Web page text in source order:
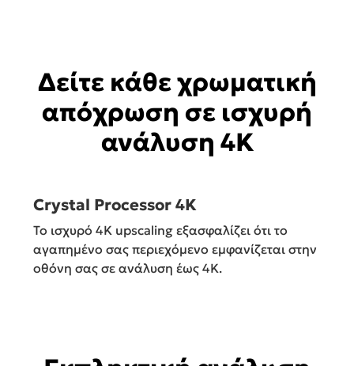
Δείτε κάθε χρωματική
απόχρωση σε ισχυρή
ανάλυση 4Κ
Crystal Processor 4K
Το ισχυρό 4K upscaling εξασφαλίζει ότι το
αγαπημένο σας περιεχόμενο εμφανίζεται στην
οθόνη σας σε ανάλυση έως 4K.